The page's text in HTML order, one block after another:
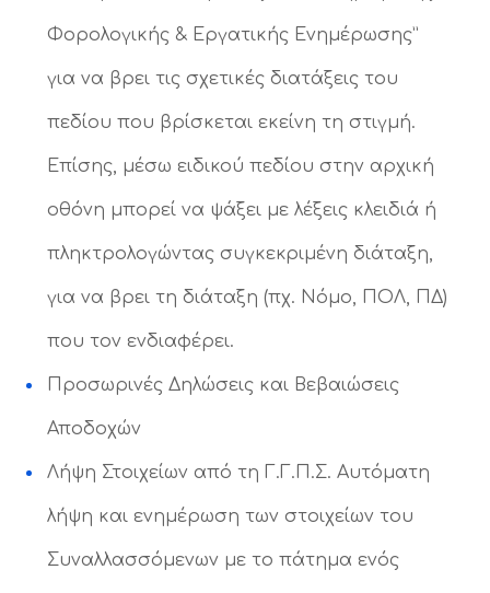
Φορολογικής & Εργατικής Ενημέρωσης”
για να βρει τις σχετικές διατάξεις του
πεδίου που βρίσκεται εκείνη τη στιγμή.
Επίσης, μέσω ειδικού πεδίου στην αρχική
οθόνη μπορεί να ψάξει με λέξεις κλειδιά ή
πληκτρολογώντας συγκεκριμένη διάταξη,
για να βρει τη διάταξη (πχ. Νόμο, ΠΟΛ, ΠΔ)
που τον ενδιαφέρει.
Προσωρινές Δηλώσεις και Βεβαιώσεις
Αποδοχών
Λήψη Στοιχείων από τη Γ.Γ.Π.Σ. Αυτόματη
λήψη και ενημέρωση των στοιχείων του
Συναλλασσόμενων με το πάτημα ενός